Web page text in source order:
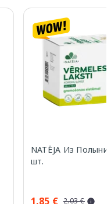
NATĒJA Из Полыни
шт.
1.85 € 2.03 €